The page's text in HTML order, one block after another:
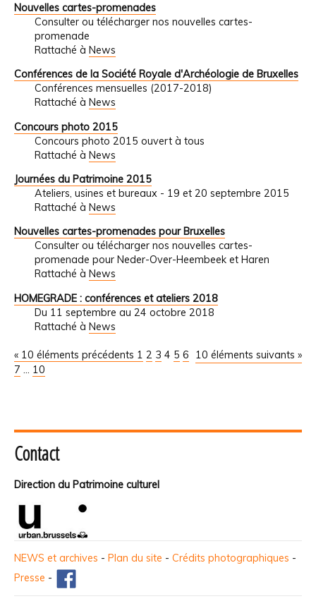
Nouvelles cartes-promenades
Consulter ou télécharger nos nouvelles cartes-
promenade
Rattaché à News
Conférences de la Société Royale d'Archéologie de Bruxelles
Conférences mensuelles (2017-2018)
Rattaché à News
Concours photo 2015
Concours photo 2015 ouvert à tous
Rattaché à News
Journées du Patrimoine 2015
Ateliers, usines et bureaux - 19 et 20 septembre 2015
Rattaché à News
Nouvelles cartes-promenades pour Bruxelles
Consulter ou télécharger nos nouvelles cartes-
promenade pour Neder-Over-Heembeek et Haren
Rattaché à News
HOMEGRADE : conférences et ateliers 2018
Du 11 septembre au 24 octobre 2018
Rattaché à News
« 10 éléments précédents 10 éléments suivants »
1 2 3 4 5 6
7 ... 10
Contact
Direction du Patrimoine culturel
NEWS et archives - Plan du site - Crédits photographiques -
Presse -